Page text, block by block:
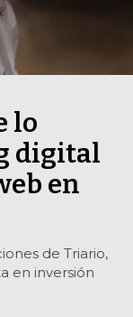
lo
digital
en
de Triario,
en inversión